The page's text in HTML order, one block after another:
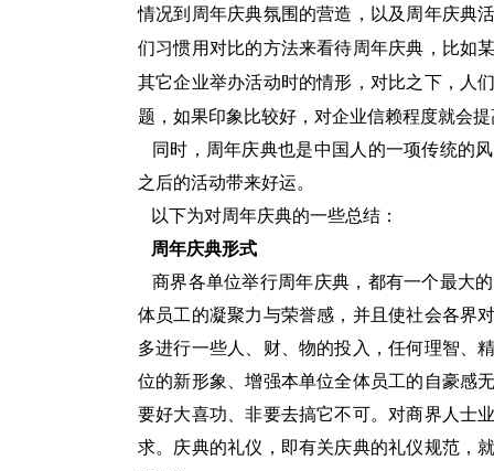
情况到周年庆典氛围的营造，以及周年庆典
们习惯用对比的方法来看待周年庆典，比如
其它企业举办活动时的情形，对比之下，人
题，如果印象比较好，对企业信赖程度就会
同时，周年庆典也是中国人的一项传统的
之后的活动带来好运。
以下为对周年庆典的一些总结：
周年庆典形式
商界各单位举行周年庆典，都有一个最大
体员工的凝聚力与荣誉感，并且使社会各界
多进行一些人、财、物的投入，任何理智、
位的新形象、增强本单位全体员工的自豪感
要好大喜功、非要去搞它不可。对商界人士
求。庆典的礼仪，即有关庆典的礼仪规范，